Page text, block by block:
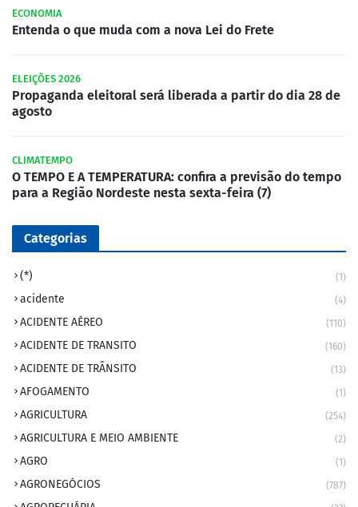
ECONOMIA
Entenda o que muda com a nova Lei do Frete
ELEIÇÕES 2026
Propaganda eleitoral será liberada a partir do dia 28 de
agosto
CLIMATEMPO
O TEMPO E A TEMPERATURA: confira a previsão do tempo
para a Região Nordeste nesta sexta-feira (7)
Categorias
(*) (1)
acidente (4)
ACIDENTE AÉREO (110)
ACIDENTE DE TRANSITO (160)
ACIDENTE DE TRÂNSITO (13)
AFOGAMENTO (1)
AGRICULTURA (254)
AGRICULTURA E MEIO AMBIENTE (2)
AGRO (1)
AGRONEGÓCIOS (787)